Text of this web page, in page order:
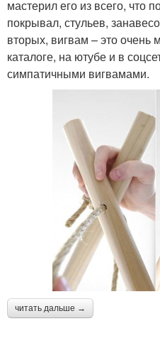
мастерил его из всего, что
покрывал, стульев,
вторых, вигвам – это
каталоге, на ютубе и в
симпатичными вигвамами.
читать дальше →